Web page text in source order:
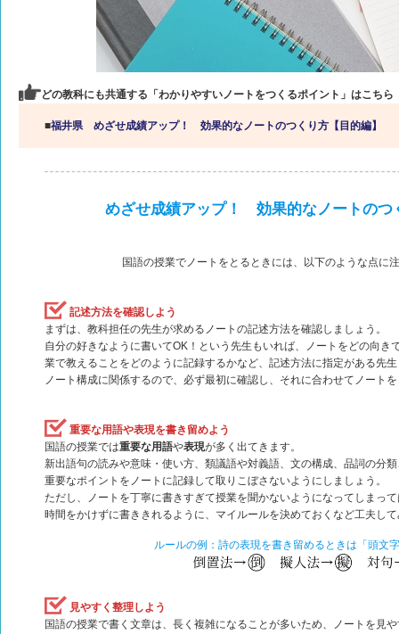
どの教科にも共通する「わかりやすいノートをつくるポイント」はこちら
■福井県 めざせ成績アップ！ 効果的なノートのつくり方【目的編】
めざせ成績アップ！ 効果的なノートのつ
国語の授業でノートをとるときには、以下のような点に
記述方法を確認しよう
まずは、教科担任の先生が求めるノートの記述方法を確認しましょう。
自分の好きなように書いてOK！という先生もいれば、ノートをどの向き
業で教えることをどのように記録するかなど、記述方法に指定がある先
ノート構成に関係するので、必ず最初に確認し、それに合わせてノート
重要な用語や表現を書き留めよう
国語の授業では重要な用語や表現が多く出てきます。
新出語句の読みや意味・使い方、類議語や対義語、文の構成、品詞の分
重要なポイントをノートに記録して取りこぼさないようにしましょう。
ただし、ノートを丁寧に書きすぎて授業を聞かないようになってしまっ
時間をかけずに書ききれるように、マイルールを決めておくなど工夫し
ルールの例：詩の表現を書き留めるときは「頭文
見やすく整理しよう
国語の授業で書く文章は、長く複雑になることが多いため、ノートを見